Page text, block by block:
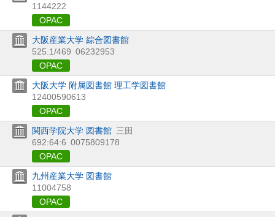
1144222
OPAC
大阪産業大学 綜合図書館
525.1/469 06232953
OPAC
大阪大学 附属図書館 理工学図書館
12400590613
OPAC
関西学院大学 図書館 三田
692:64:6 0075809178
OPAC
九州産業大学 図書館
11004758
OPAC